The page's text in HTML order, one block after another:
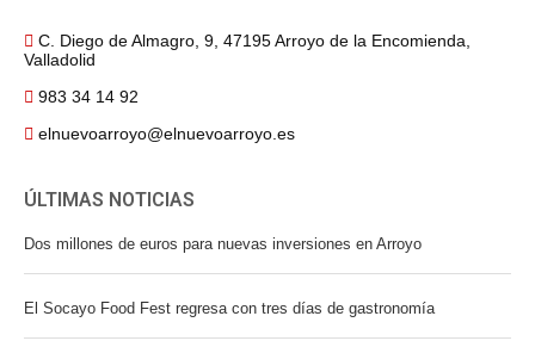
C. Diego de Almagro, 9, 47195 Arroyo de la Encomienda,
Valladolid
983 34 14 92
elnuevoarroyo@elnuevoarroyo.es
ÚLTIMAS NOTICIAS
Dos millones de euros para nuevas inversiones en Arroyo
El Socayo Food Fest regresa con tres días de gastronomía